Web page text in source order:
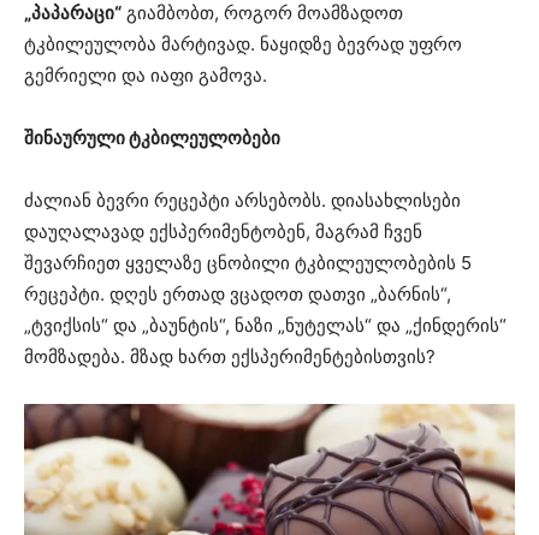
„პაპარაცი“ გიამბობთ, როგორ მოამზადოთ
ტკბილეულობა მარტივად. ნაყიდზე ბევრად უფრო
გემრიელი და იაფი გამოვა.
შინაურული ტკბილეულობები
ძალიან ბევრი რეცეპტი არსებობს. დიასახლისები
დაუღალავად ექსპერიმენტობენ, მაგრამ ჩვენ
შევარჩიეთ ყველაზე ცნობილი ტკბილეულობების 5
რეცეპტი. დღეს ერთად ვცადოთ დათვი „ბარნის“,
„ტვიქსის“ და „ბაუნტის“, ნაზი „ნუტელას“ და „ქინდერის“
მომზადება. მზად ხართ ექსპერიმენტებისთვის?